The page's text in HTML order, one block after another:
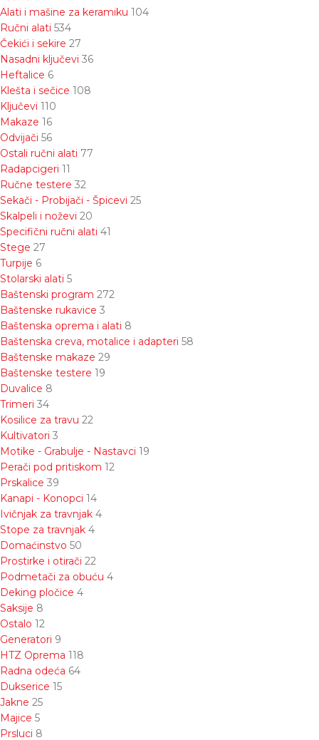
Alati i mašine za keramiku 104
Ručni alati 534
Čekići i sekire 27
Nasadni ključevi 36
Heftalice 6
Klešta i sečice 108
Ključevi 110
Makaze 16
Odvijači 56
Ostali ručni alati 77
Radapcigeri 11
Ručne testere 32
Sekači - Probijači - Špicevi 25
Skalpeli i noževi 20
Specifični ručni alati 41
Stege 27
Turpije 6
Stolarski alati 5
Baštenski program 272
Baštenske rukavice 3
Baštenska oprema i alati 8
Baštenska creva, motalice i adapteri 58
Baštenske makaze 29
Baštenske testere 19
Duvalice 8
Trimeri 34
Kosilice za travu 22
Kultivatori 3
Motike - Grabulje - Nastavci 19
Perači pod pritiskom 12
Prskalice 39
Kanapi - Konopci 14
Ivičnjak za travnjak 4
Stope za travnjak 4
Domaćinstvo 50
Prostirke i otirači 22
Podmetači za obuću 4
Deking pločice 4
Saksije 8
Ostalo 12
Generatori 9
HTZ Oprema 118
Radna odeća 64
Dukserice 15
Jakne 25
Majice 5
Prsluci 8